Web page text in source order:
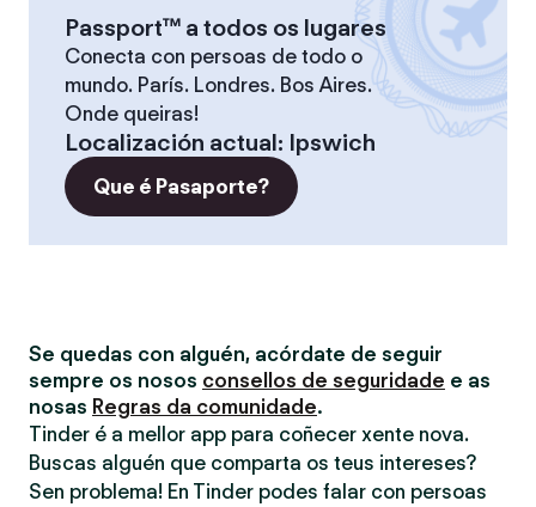
Passport™ a todos os lugares
Conecta con persoas de todo o
mundo. París. Londres. Bos Aires.
Onde queiras!
Localización actual: Ipswich
Que é Pasaporte?
Se quedas con alguén, acórdate de seguir
sempre os nosos consellos de seguridade e as
nosas Regras da comunidade.
Tinder é a mellor app para coñecer xente nova.
Buscas alguén que comparta os teus intereses?
Sen problema! En Tinder podes falar con persoas